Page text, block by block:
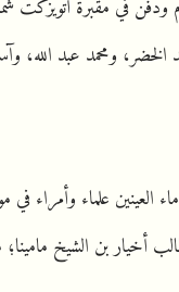
ومحمد عبد الله،
علماء وأمراء في
أخيار بن الشيخ